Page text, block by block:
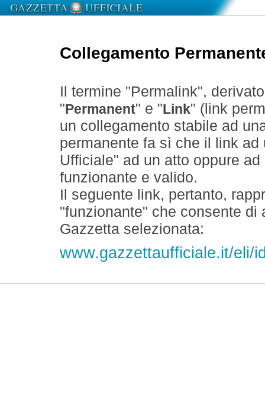
Collegamento
Il termine "Permalink",
" Permanent" e " Link" (link
un collegamento stabile ad
permanente fa sì che il link
Ufficiale" ad un atto oppure
funzionante e valido.
Il seguente link, pertanto,
"funzionante" che consente
Gazzetta selezionata:
www.gazzettaufficiale.it/eli/